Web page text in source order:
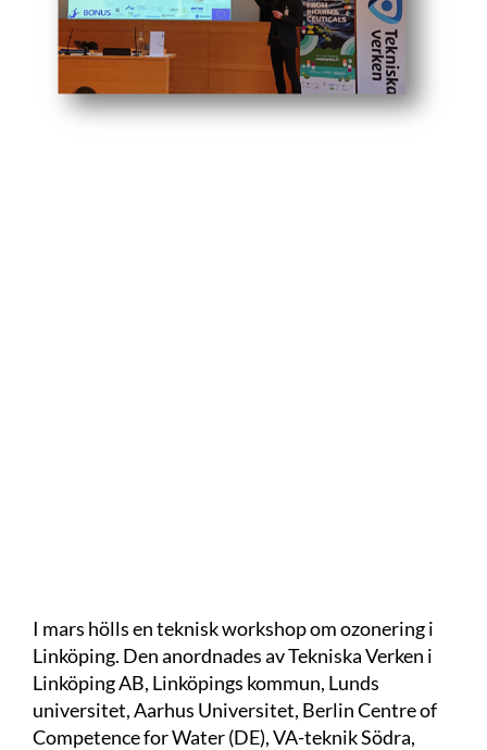
I mars hölls en teknisk workshop om ozonering i
Linköping. Den anordnades av Tekniska Verken i
Linköping AB, Linköpings kommun, Lunds
universitet, Aarhus Universitet, Berlin Centre of
Competence for Water (DE), VA-teknik Södra,